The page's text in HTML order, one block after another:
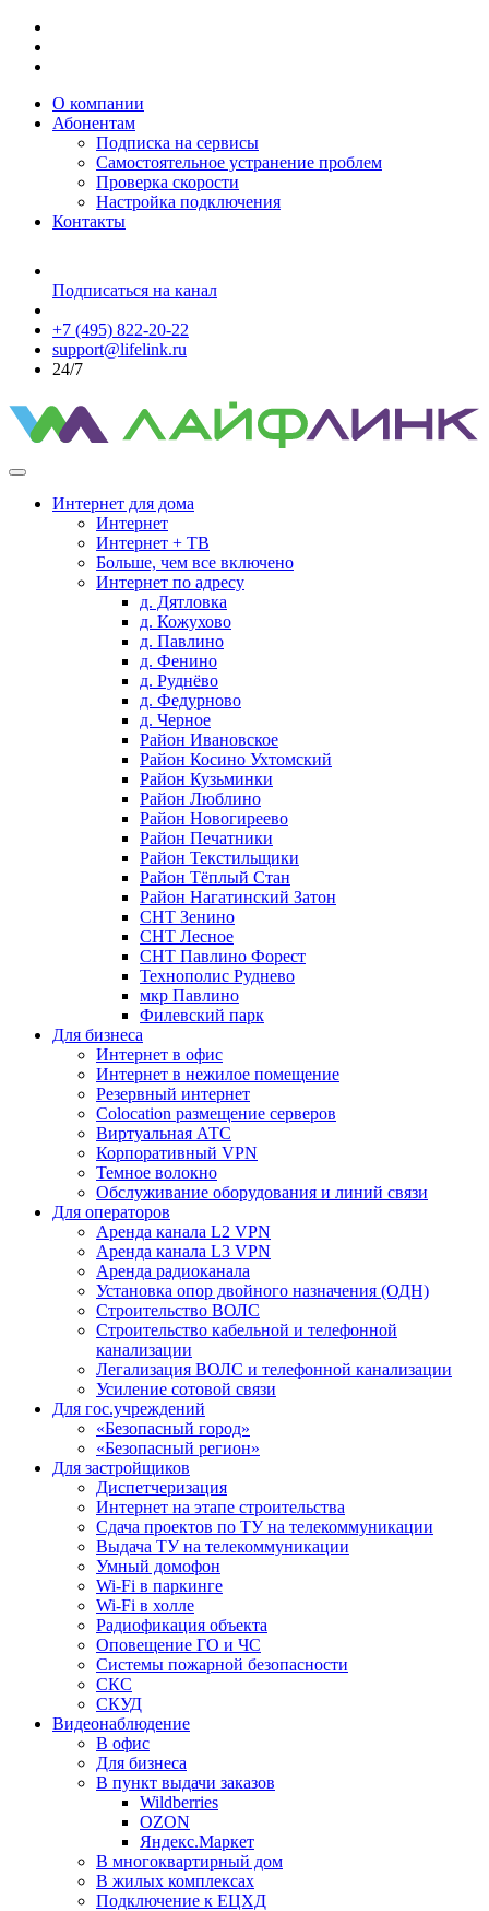
О компании
Абонентам
Подписка на сервисы
Самостоятельное устранение проблем
Проверка скорости
Настройка подключения
Контакты
Подписаться на канал
+7 (495) 822-20-22
support@lifelink.ru
24/7
Интернет для дома
Интернет
Интернет + ТВ
Больше, чем все включено
Интернет по адресу
д. Дятловка
д. Кожухово
д. Павлино
д. Фенино
д. Руднёво
д. Федурново
д. Черное
Район Ивановское
Район Косино Ухтомский
Район Кузьминки
Район Люблино
Район Новогиреево
Район Печатники
Район Текстильщики
Район Тёплый Стан
Район Нагатинский Затон
СНТ Зенино
СНТ Лесное
СНТ Павлино Форест
Технополис Руднево
мкр Павлино
Филевский парк
Для бизнеса
Интернет в офис
Интернет в нежилое помещение
Резервный интернет
Colocation размещение серверов
Виртуальная АТС
Корпоративный VPN
Темное волокно
Обслуживание оборудования и линий связи
Для операторов
Аренда канала L2 VPN
Аренда канала L3 VPN
Аренда радиоканала
Установка опор двойного назначения (ОДН)
Строительство ВОЛС
Строительство кабельной и телефонной
канализации
Легализация ВОЛС и телефонной канализации
Усиление сотовой связи
Для гос.учреждений
«Безопасный город»
«Безопасный регион»
Для застройщиков
Диспетчеризация
Интернет на этапе строительства
Сдача проектов по ТУ на телекоммуникации
Выдача ТУ на телекоммуникации
Умный домофон
Wi-Fi в паркинге
Wi-Fi в холле
Радиофикация объекта
Оповещение ГО и ЧС
Системы пожарной безопасности
СКС
СКУД
Видеонаблюдение
В офис
Для бизнеса
В пункт выдачи заказов
Wildberries
OZON
Яндекс.Маркет
В многоквартирный дом
В жилых комплексах
Подключение к ЕЦХД